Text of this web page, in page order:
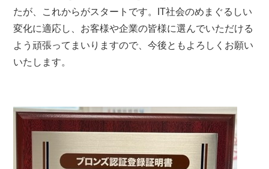
たが、これからがスタートです。IT社会のめまぐるしい
変化に適応し、お客様や企業の皆様に選んでいただける
よう頑張ってまいりますので、今後ともよろしくお願い
いたします。